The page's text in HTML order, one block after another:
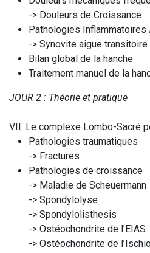
-> Douleurs de Croissance
Pathologies
-> Synovite aigue transitoire
Bilan global de la hanche
Traitement manuel de la
JOUR 2 : Théorie et pratique
VII. Le complexe Lombo-Sacré
Pathologies traumatiques
-> Fractures
Pathologies de croissance
-> Maladie de Scheuermann
-> Spondylolyse
-> Spondylolisthesis
-> Ostéochondrite de l’EIAS
-> Ostéochondrite de